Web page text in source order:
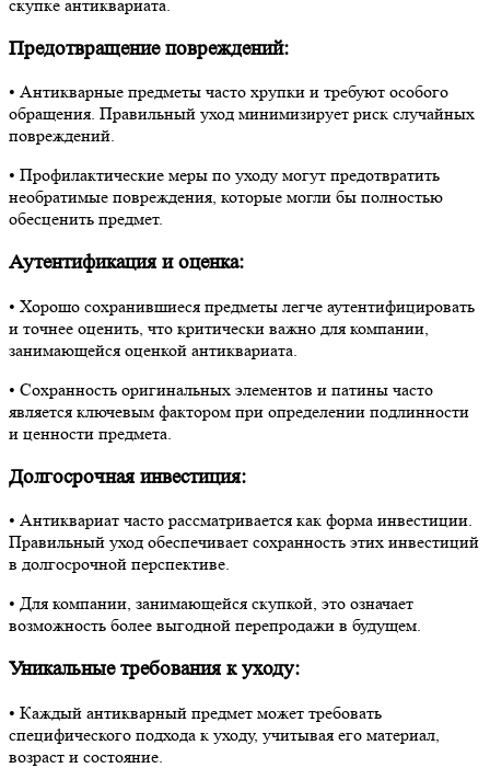
скупке антиквариата.
Предотвращение повреждений:
• Антикварные предметы часто хрупки и требуют особого
обращения. Правильный уход минимизирует риск случайных
повреждений.
• Профилактические меры по уходу могут предотвратить
необратимые повреждения, которые могли бы полностью
обесценить предмет.
Аутентификация и оценка:
• Хорошо сохранившиеся предметы легче аутентифицировать
и точнее оценить, что критически важно для компании,
занимающейся оценкой антиквариата.
• Сохранность оригинальных элементов и патины часто
является ключевым фактором при определении подлинности
и ценности предмета.
Долгосрочная инвестиция:
• Антиквариат часто рассматривается как форма инвестиции.
Правильный уход обеспечивает сохранность этих инвестиций
в долгосрочной перспективе.
• Для компании, занимающейся скупкой, это означает
возможность более выгодной перепродажи в будущем.
Уникальные требования к уходу:
• Каждый антикварный предмет может требовать
специфического подхода к уходу, учитывая его материал,
возраст и состояние.